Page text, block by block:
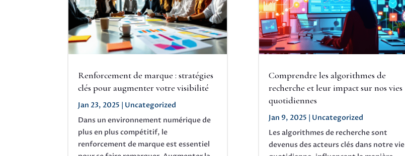
Renforcement de marque : stratégies
clés pour augmenter votre visibilité
Jan 23, 2025
Uncategorized
Dans un environnement numérique de
plus en plus compétitif, le
renforcement de marque est essentiel
Comprendre les algorithmes de
recherche et leur impact sur nos vies
quotidiennes
Jan 9, 2025
Uncategorized
Les algorithmes de recherche sont
devenus des acteurs clés dans notre vie